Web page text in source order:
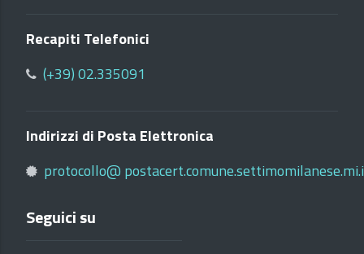
Recapiti Telefonici
(+39) 02.335091
Indirizzi di Posta Elettronica
protocollo@
Seguici su